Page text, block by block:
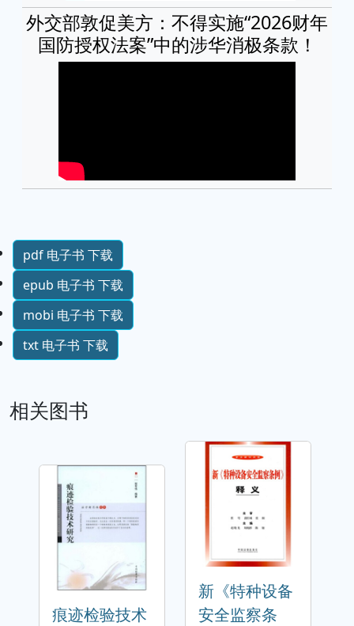
外交部敦促美方：不得实施“2026财年
国防授权法案”中的涉华消极条款！
pdf 电子书 下载
epub 电子书 下载
mobi 电子书 下载
txt 电子书 下载
相关图书
痕迹检验技术
新《特种设备
安全监察条